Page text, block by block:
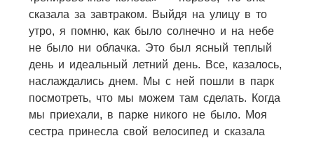
сказала за завтраком. Выйдя на улицу в то
утро, я помню, как было солнечно и на небе
не было ни облачка. Это был ясный теплый
день и идеальный летний день. Все, казалось,
наслаждались днем. Мы с ней пошли в парк
посмотреть, что мы можем там сделать. Когда
мы приехали, в парке никого не было. Моя
сестра принесла свой велосипед и сказала